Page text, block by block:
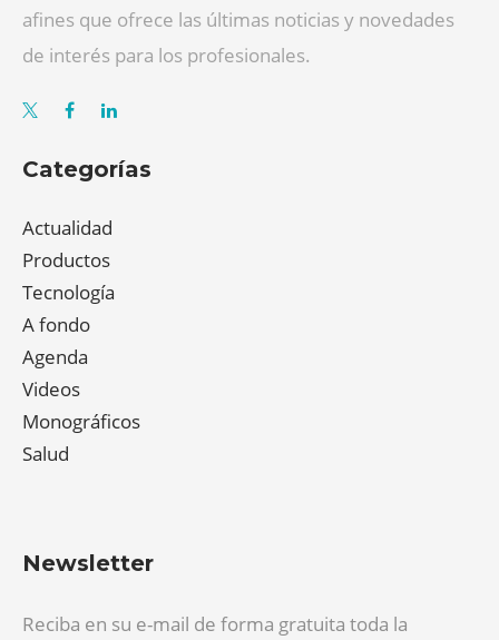
afines que ofrece las últimas noticias y novedades
de interés para los profesionales.
Categorías
Actualidad
Productos
Tecnología
A fondo
Agenda
Videos
Monográficos
Salud
Newsletter
Reciba en su e-mail de forma gratuita toda la